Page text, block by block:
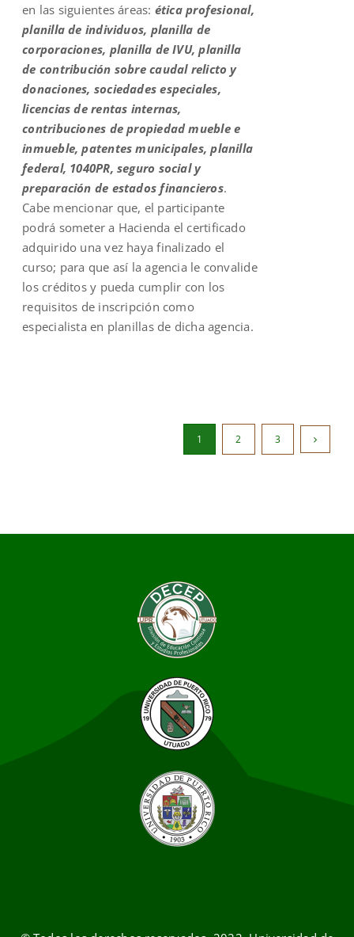
en las siguientes áreas: ética profesional,
planilla de individuos, planilla de
corporaciones, planilla de IVU, planilla
de contribución sobre caudal relicto y
donaciones, sociedades especiales,
licencias de rentas internas,
contribuciones de propiedad mueble e
inmueble, patentes municipales, planilla
federal, 1040PR, seguro social y
preparación de estados financieros.
Cabe mencionar que, el participante
podrá someter a Hacienda el certificado
adquirido una vez haya finalizado el
curso; para que así la agencia le convalide
los créditos y pueda cumplir con los
requisitos de inscripción como
especialista en planillas de dicha agencia.
1 2 3